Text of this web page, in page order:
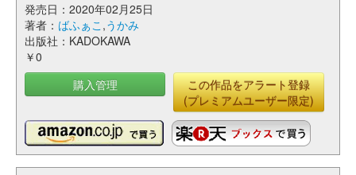
発売日：2020年02月25日
著者： ばふぁこ ,うかみ
出版社：KADOKAWA
￥0
購入管理
この作品をアラート登録
(プレミアムユーザー限定)